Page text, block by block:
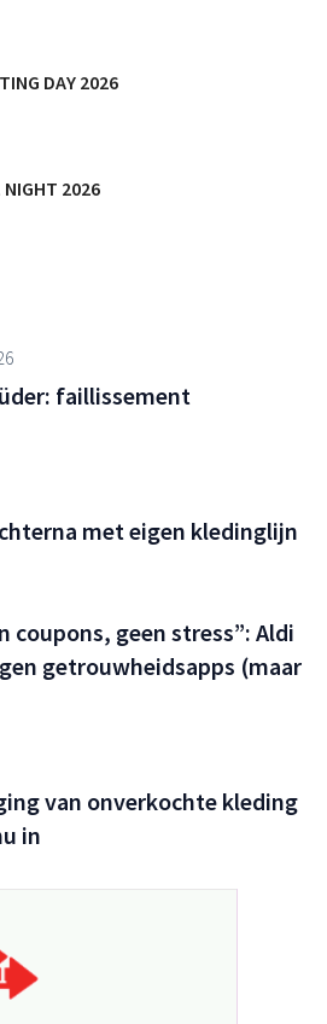
DAY 2026
NIGHT 2026
faillissement
met eigen kledinglijn
coupons, geen stress”: Aldi
getrouwheidsapps (maar
van onverkochte kleding
in